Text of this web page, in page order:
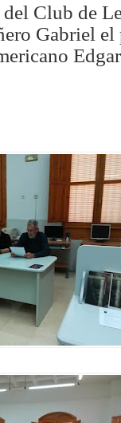
Club de
Gabriel el